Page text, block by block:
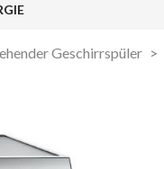
Geschirrspüler